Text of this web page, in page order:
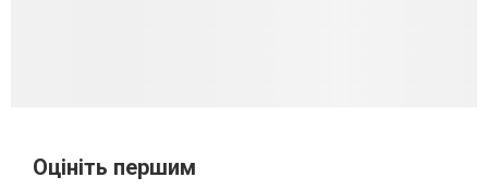
Оцініть першим